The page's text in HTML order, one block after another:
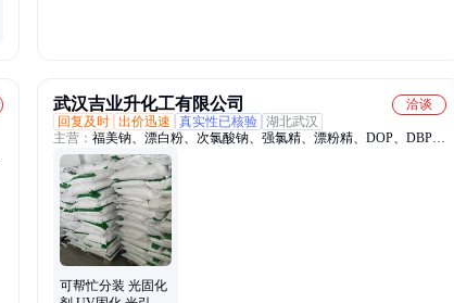
武汉吉业升化工有限公司
洽谈
回复及时 出价迅速 真实性已核验 湖北武汉
主营： 福美钠、漂白粉、次氯酸钠、强氯精、漂粉精、DOP、DBP、
蛋白胨
可帮忙分装 光固化